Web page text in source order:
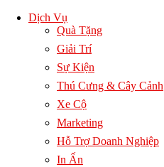
Dịch Vụ
Quà Tặng
Giải Trí
Sự Kiện
Thú Cưng & Cây Cảnh
Xe Cộ
Marketing
Hỗ Trợ Doanh Nghiệp
In Ấn